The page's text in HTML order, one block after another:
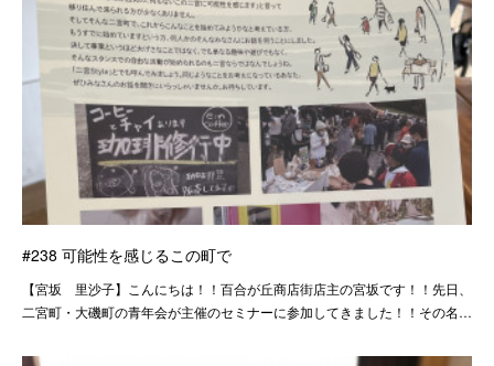
#238 可能性を感じるこの町で
【宮坂 里沙子】こんにちは！！百合が丘商店街店主の宮坂です！！先日、
二宮町・大磯町の青年会が主催のセミナーに参加してきました！！その名…